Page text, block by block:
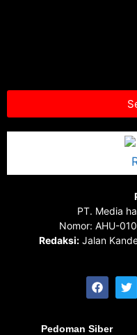
PT. Media
Nomor: AHU-
Redaksi: Jalan
Pedoman Siber